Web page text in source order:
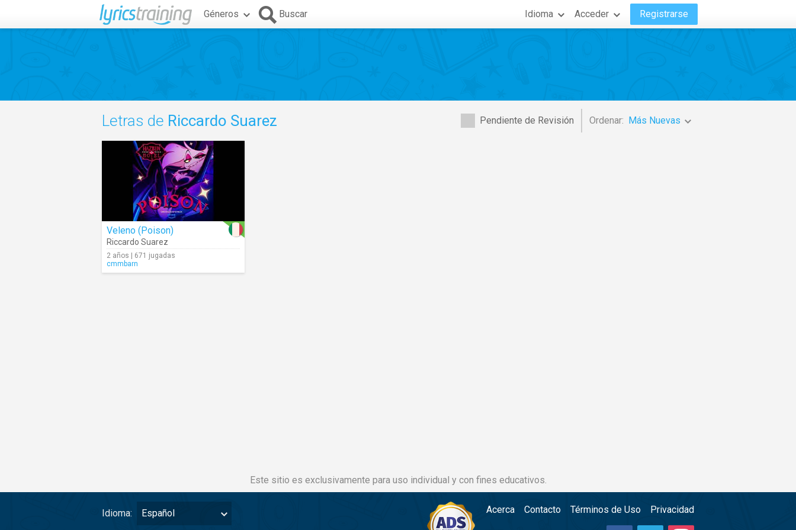
Géneros Buscar Idioma Acceder Registrarse
Pendiente de Revisión Ordenar: Más Nuevas
Letras de Riccardo Suarez
Veleno (Poison)
Riccardo Suarez
2 años | 671 jugadas
cmmbarn
Este sitio es exclusivamente para uso individual y con fines educativos.
Idioma: Español Acerca Contacto Términos de Uso Privacidad